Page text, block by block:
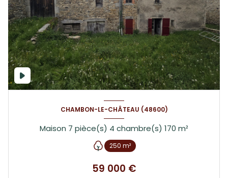
CHAMBON-LE-CHÂTEAU (48600)
Maison 7 pièce(s) 4 chambre(s) 170 m²
250 m²
59 000 €